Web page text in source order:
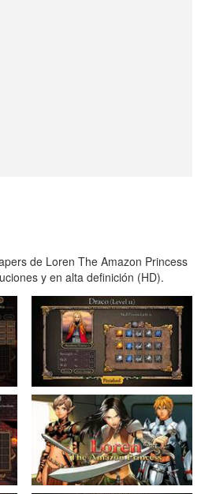
de Loren The Amazon Princess
y en alta definición (HD).